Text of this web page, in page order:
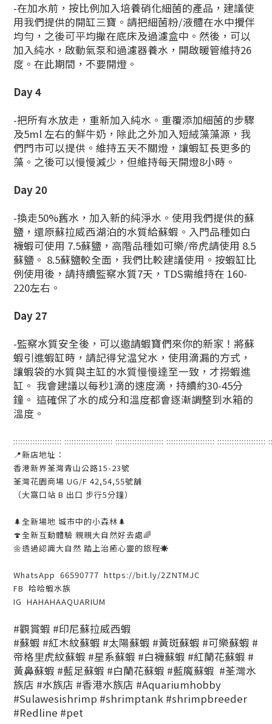
-在加水前，按比例加入培養硝化細菌的產品，建議使
用我們提供的開缸三寶 。請把細菌粉/液體在水中攪伴
均勻，之後可平均撒在底床及過濾盒中。然後，可以
加入純水，啟動氣泵和過濾器養水，開啟暖管維持26
度。在此期間，不要開燈。
Day 4
-把所有水放走，重新加入純水。重覆添加細菌的步驟
及5ml 左右的鮮牛奶，除此之外加入短絨藻藻源，我
們門市可以提供。維持五天不關燈，讓蝦缸長更多的
藻。之後可以慢慢減少，但維持每天開燈8小時。
Day 20
-換走50%舊水，加入新的純淨水。使用我們提供的蘇
鹽，還原蘇拉威西湖泊的水質給蘇蝦。入門品種如白
襪蝦可使用 7.5蘇鹽，高階品種如可樂/帝虎請使用 8.5
蘇鹽。 8.5蘇鹽較全面，我們比較建議使用。按蝦缸比
例使用後，請持續監察水質7天，TDS需維持在 160-
220左右。
Day 27
-監察水質安全後，可以邀請蝦寶們來你的新家！ 將蘇
蝦引進蝦缸時，請記得兌温兌水，使用滴漏的方式，
讓蝦袋的水質與主缸的水質慢慢達至一致，才撈蝦進
缸。 我會建議以每秒1滴的速度滴，持續約30-45分
鐘。 這確保了水的成分和溫度都會逐漸調整到水箱的
溫度。
:::::::::::::::::::: :::::::::::::::::::: :::::::::::::::::::: :::::::::::::::::::: ::::::::::::::::::::
📍新店地址：
香港新界荃灣青山公路15-23號
荃灣花園商場 UG/F 42,54,55號舖
（大窩口站 B 出口 步行5分鐘）
🌲全新場地 城市中的小森林🌲
🍄全新互動體驗 親親大自然好去處🌈
🌼透過認識大自然 踏上治癒心靈的旅程☀️
WhatsApp 66590777 https://bit.ly/2ZNTMJC
FB 哈哈蝦水族
IG HAHAHAAQUARIUM
#觀賞蝦 #印尼蘇拉威西蝦
#蘇蝦 #紅木紋蘇蝦 #太陽蘇蝦 #黃斑蘇蝦 #可樂蘇蝦 #
帝格里虎紋蘇蝦 #星系蘇蝦 #白襪蘇蝦 #紅蘭花蘇蝦 #
黃鼻蘇蝦 #藍足蘇蝦 #白蘭花蘇蝦 #藍魔蘇蝦 #荃灣水
族店 #水族店 #香港水族店 #Aquariumhobby
#Sulawesishrimp #shrimptank #shrimpbreeder
#Redline #pet